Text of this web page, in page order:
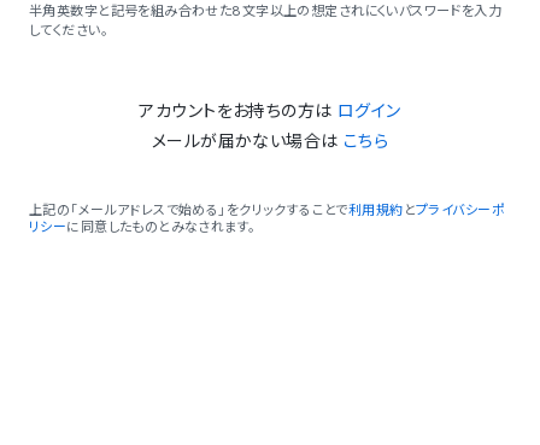
半角英数字と記号を組み合わせた8文字以上の想定されにくいパスワードを入力
してください。
アカウントをお持ちの方は ログイン
メールが届かない場合は こちら
上記の「メールアドレスで始める」をクリックすることで利用規約 とプライバシーポ
リシーに同意したものとみなされます。